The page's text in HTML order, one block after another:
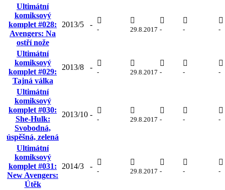
Ultimátní
komiksový
komplet #028:
Avengers: Na
ostří nože
2013/5 -
- 29.8.2017 - - -
Ultimátní
komiksový
komplet #029:
Tajná válka
2013/8 -
- 29.8.2017 - - -
Ultimátní
komiksový
komplet #030:
She-Hulk:
Svobodná,
úspěšná, zelená
2013/10 -
- 29.8.2017 - - -
Ultimátní
komiksový
komplet #031:
New Avengers:
Útěk
2014/3 -
- 29.8.2017 - - -